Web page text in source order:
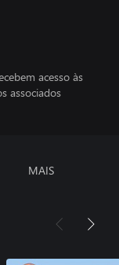
acesso às
associados
MAIS